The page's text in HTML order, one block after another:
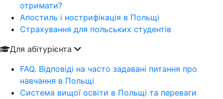
отримати?
Апостиль і нострифікація в Польщі
Страхування для польських студентів
Для абітурієнта
FAQ. Відповіді на часто задавані питання про
навчання в Польщі
Система вищої освіти в Польщі та переваги